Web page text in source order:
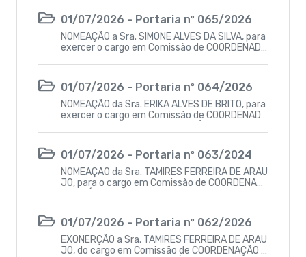
ranga-PB
01/07/2026 - Portaria nº 065/2026
NOMEAÇÃO a Sra. SIMONE ALVES DA SILVA, para
exercer o cargo em Comissão de COORDENADO
e Juripiranga-PB.
01/07/2026 - Portaria nº 064/2026
NOMEAÇÃO da Sra. ERIKA ALVES DE BRITO, para
exercer o cargo em Comissão de COORDENADO
e Juripiranga-PB.
01/07/2026 - Portaria nº 063/2024
NOMEAÇÃO da Sra. TAMIRES FERREIRA DE ARAU
JO, para o cargo em Comissão de COORDENAD
uripiranga-PB.
01/07/2026 - Portaria nº 062/2026
EXONERÇÃO a Sra. TAMIRES FERREIRA DE ARAU
JO, do cargo em Comissão de COORDENAÇÃO D